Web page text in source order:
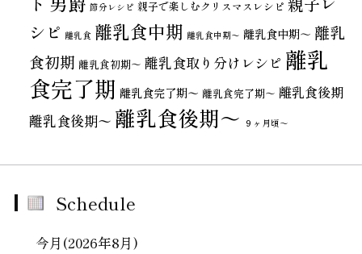
節分レシピ 親子で楽しむクリスマスレシピ
シピ 離乳食 離乳食中期 離乳食中期〜 離乳食中期～ 離乳
食初期 離乳食初期～ 離乳食取り分けレシピ 離乳
食完了期 離乳食完了期〜 離乳食完了期～ 離乳食後期
離乳食後期〜 離乳食後期～ ９ヶ月頃～
Schedule
今月(2026年8月)